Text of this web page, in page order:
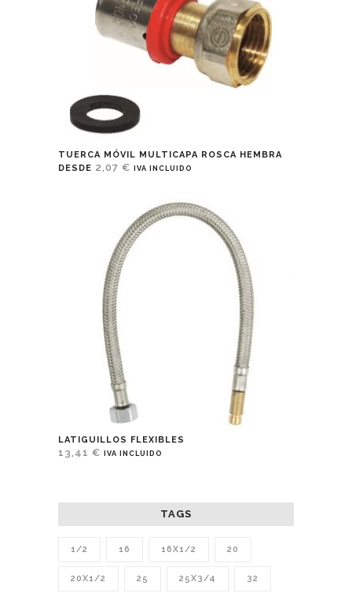
TUERCA MÓVIL MULTICAPA ROSCA HEMBRA
DESDE 2,07 € IVA INCLUIDO
LATIGUILLOS FLEXIBLES
13,41 € IVA INCLUIDO
TAGS
1/2 16 16X1/2 20
20X1/2 25 25X3/4 32